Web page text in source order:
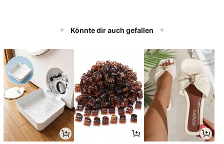
Könnte dir auch gefallen